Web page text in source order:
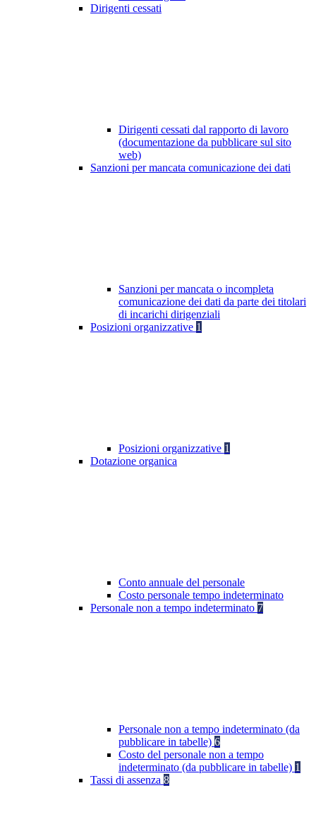
Dirigenti cessati
Dirigenti cessati dal rapporto di lavoro
(documentazione da pubblicare sul sito
web)
Sanzioni per mancata comunicazione dei dati
Sanzioni per mancata o incompleta
comunicazione dei dati da parte dei titolari
di incarichi dirigenziali
Posizioni organizzative 1
Posizioni organizzative 1
Dotazione organica
Conto annuale del personale
Costo personale tempo indeterminato
Personale non a tempo indeterminato 7
Personale non a tempo indeterminato (da
pubblicare in tabelle) 6
Costo del personale non a tempo
indeterminato (da pubblicare in tabelle) 1
Tassi di assenza 8